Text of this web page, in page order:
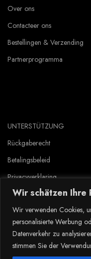
Wir schätzen Ihre
Wir verwenden Cookies,
personalisierte Werbung
Datenverkehr zu
stimmen Sie der
Over ons
Contacteer ons
Bestellingen & Verzending
Partnerprogramma
UNTERSTÜTZUNG
Rückgaberecht
Betalingsbeleid
Privacyverklaring
Gebruiksvoorwaarden
Copyright ©